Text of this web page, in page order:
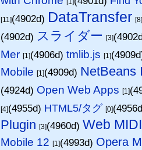
[1]
[11](4902d) DataTransfer
(4902d) スライダー [3]
Mer [1](4906d)tmlib.js [1]
Mobile [1](4909d) NetBeans
(4924d) Open Web Apps [1]
[4](4955d) HTML5/タグ [0]
Plugin [3](4960d) Web
Mobile 12 [1](4993d) Opera